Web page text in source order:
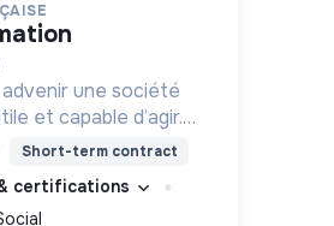
une société
et capable d’agir.
des moyens et
Short-term contract
certifications